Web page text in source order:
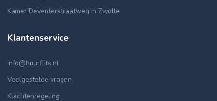
Kamer Deventerstraatweg in Zwolle
Klantenservice
info@huurflits.nl
Veelgestelde vragen
Klachtenregeling